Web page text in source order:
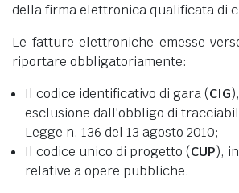
della firma elettronica qualificata di
Le fatture elettroniche emesse
riportare obbligatoriamente:
Il codice identificativo di gara (CIG
esclusione dall'obbligo di
Legge n. 136 del 13 agosto 2010;
Il codice unico di progetto (CUP),
relative a opere pubbliche.